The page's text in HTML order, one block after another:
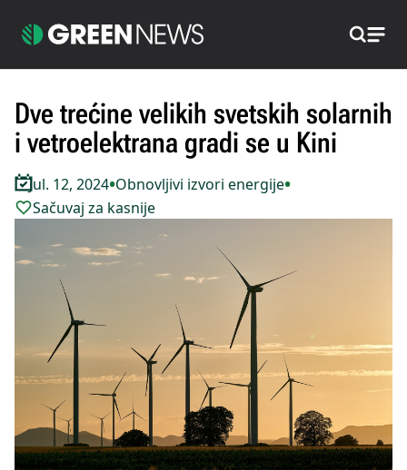
Pretraži
Dve trećine velikih svetskih solarnih
i vetroelektrana gradi se u Kini
Jul. 12, 2024•Obnovljivi izvori energije•
Sačuvaj za kasnije